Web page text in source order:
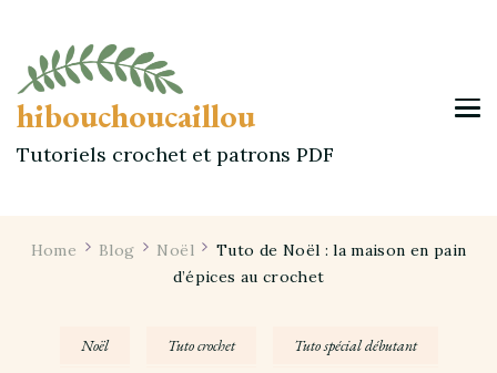
hibouchoucaillou
Tutoriels crochet et patrons PDF
Home Blog Noël
Tuto de Noël : la maison en pain
d’épices au crochet
Noël Tuto crochet Tuto spécial débutant